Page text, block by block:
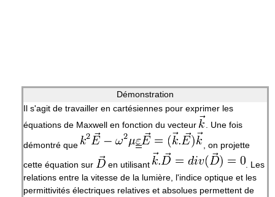
Démonstration
Il s'agit de travailler en cartésiennes pour exprimer les
équations de Maxwell en fonction du vecteur
. Une fois
démontré que
, on projette
cette équation sur
en utilisant
. Les
relations entre la vitesse de la lumière, l'indice optique et les
permittivités électriques relatives et absolues permettent de